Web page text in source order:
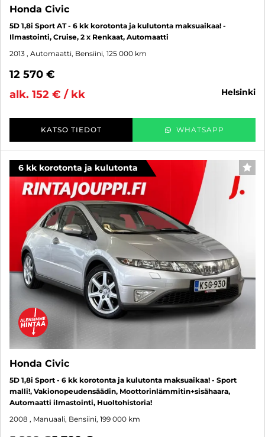
Honda Civic
5D 1,8i Sport AT - 6 kk korotonta ja kulutonta maksuaikaa! -
Ilmastointi, Cruise, 2 x Renkaat, Automaatti
2013 , Automaatti, Bensiini, 125 000 km
12 570 €
alk. 152 € / kk
helsinki
KATSO TIEDOT WHATSAPP
6 kk korotonta ja kulutonta
Honda Civic
5D 1,8i Sport - 6 kk korotonta ja kulutonta maksuaikaa! - Sport
malli!, Vakionopeudensäädin, Moottorinlämmitin+sisähaara,
Automaatti ilmastointi, Huoltohistoria!
2008 , Manuaali, Bensiini, 199 000 km